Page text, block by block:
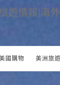
遊情報|海
國購物 美洲旅遊